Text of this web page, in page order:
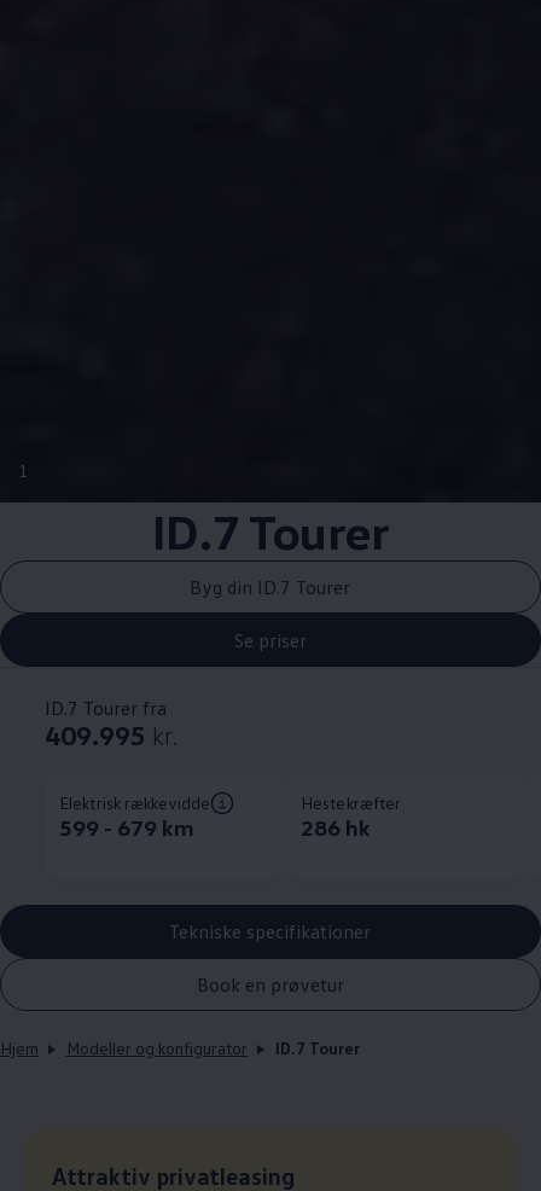
1
ID.7 Tourer
Byg din ID.7 Tourer
Se priser
ID.7 Tourer fra
409.995 kr.
Elektrisk rækkevidde
599 - 679 km
Hestekræfter
286 hk
Tekniske specifikationer
Book en prøvetur
Hjem Modeller og konfigurator ID.7 Tourer
Leasingpris:
Attraktiv privatleasing